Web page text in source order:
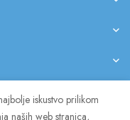
iskustvo prilikom
naših web stranica,